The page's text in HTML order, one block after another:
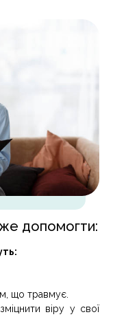
допомогти:
що травмує.
віру у свої